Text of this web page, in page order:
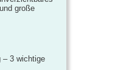
große
– 3 wichtige